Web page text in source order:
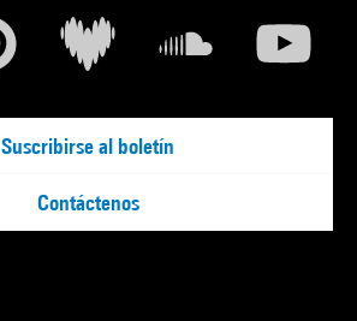
Suscribirse al boletín
Contáctenos